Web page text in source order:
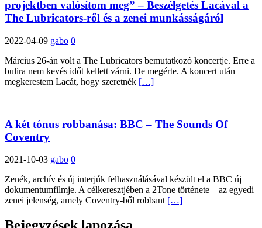
projektben valósítom meg” – Beszélgetés Lacával a
The Lubricators-ről és a zenei munkásságáról
2022-04-09 gabo 0
Március 26-án volt a The Lubricators bemutatkozó koncertje. Erre a
bulira nem kevés időt kellett várni. De megérte. A koncert után
megkerestem Lacát, hogy szeretnék […]
A két tónus robbanása: BBC – The Sounds Of
Coventry
2021-10-03 gabo 0
Zenék, archív és új interjúk felhasználásával készült el a BBC új
dokumentumfilmje. A célkeresztjében a 2Tone története – az egyedi
zenei jelenség, amely Coventry-ből robbant […]